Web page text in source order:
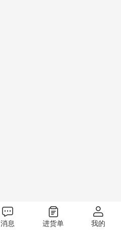
消息 进货单 我的